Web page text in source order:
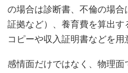
の場合は診断書、不倫の場
証拠など）、養育費を算出
コピーや収入証明書などを用
感情面だけではなく、物理